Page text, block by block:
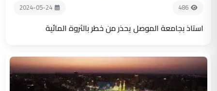
486
2024-05-24
استاذ بجامعة الموصل يحذر من خطر بالثروة المائية